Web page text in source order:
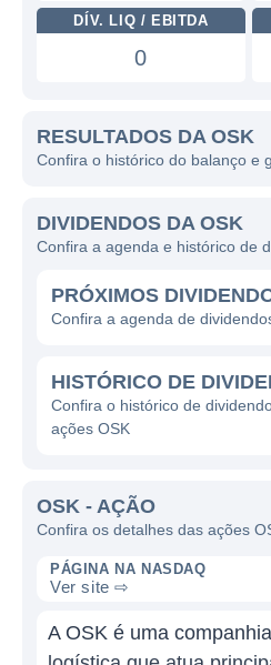
DÍV. LIQ / EBITDA
0
RESULTADOS DA OSK
Confira o histórico do balanço e
DIVIDENDOS DA OSK
Confira a agenda e histórico de
PRÓXIMOS
Confira a agenda de
HISTÓRICO DE
Confira o histórico de
ações OSK
OSK - AÇÃO
Confira os detalhes das ações
PÁGINA NA NASDAQ
Ver site ⇨
A OSK é uma